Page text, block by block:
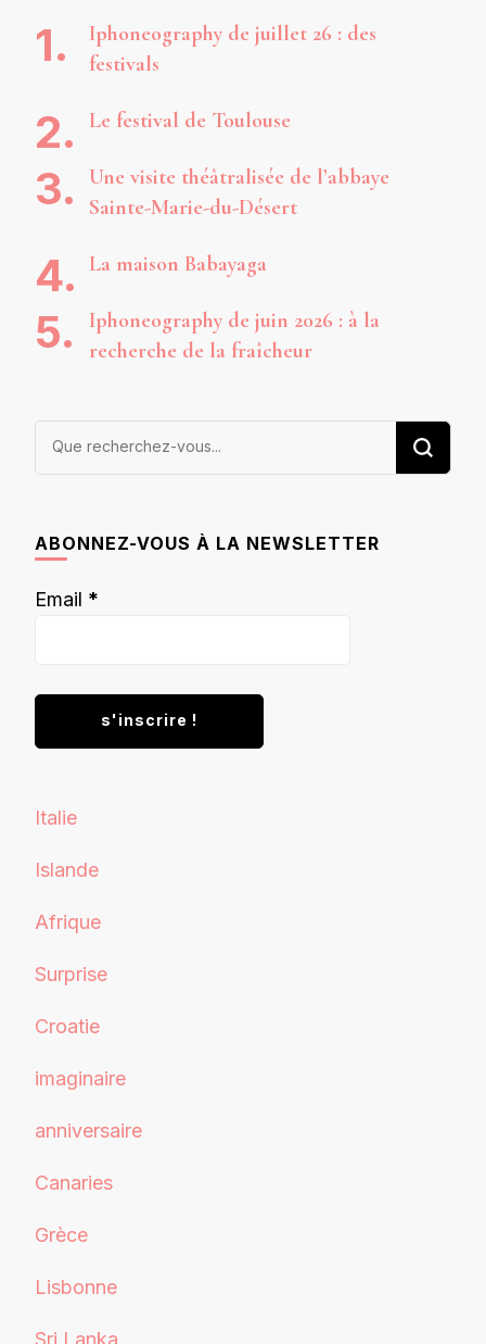
Iphoneography de juillet 26 : des
festivals
Le festival de Toulouse
Une visite théâtralisée de l’abbaye
Sainte-Marie-du-Désert
La maison Babayaga
Iphoneography de juin 2026 : à la
recherche de la fraîcheur
Vous
ABONNEZ-VOUS À LA NEWSLETTER
Email *
Italie
Islande
Afrique
Surprise
Croatie
imaginaire
anniversaire
Canaries
Grèce
Lisbonne
Sri Lanka